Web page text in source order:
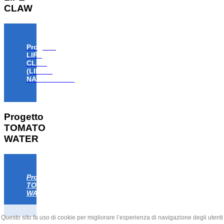
CLAW
Progetto
LIFE
CLAW
(LIFE18
NAT/IT/000806)
Progetto
TOMATO
WATER
Progetto
TOMATO
WATER
Questo sito fa uso di cookie per migliorare l’esperienza di navigazione degli utenti